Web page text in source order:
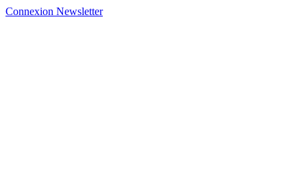
Connexion Newsletter